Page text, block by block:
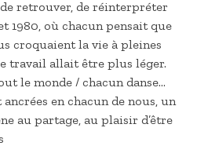
retrouver, de réinterpréter
1980, où chacun pensait que
croquaient la vie à pleines
travail allait être plus léger.
le monde / chacun danse…
en chacun de nous, un
au partage, au plaisir d’être